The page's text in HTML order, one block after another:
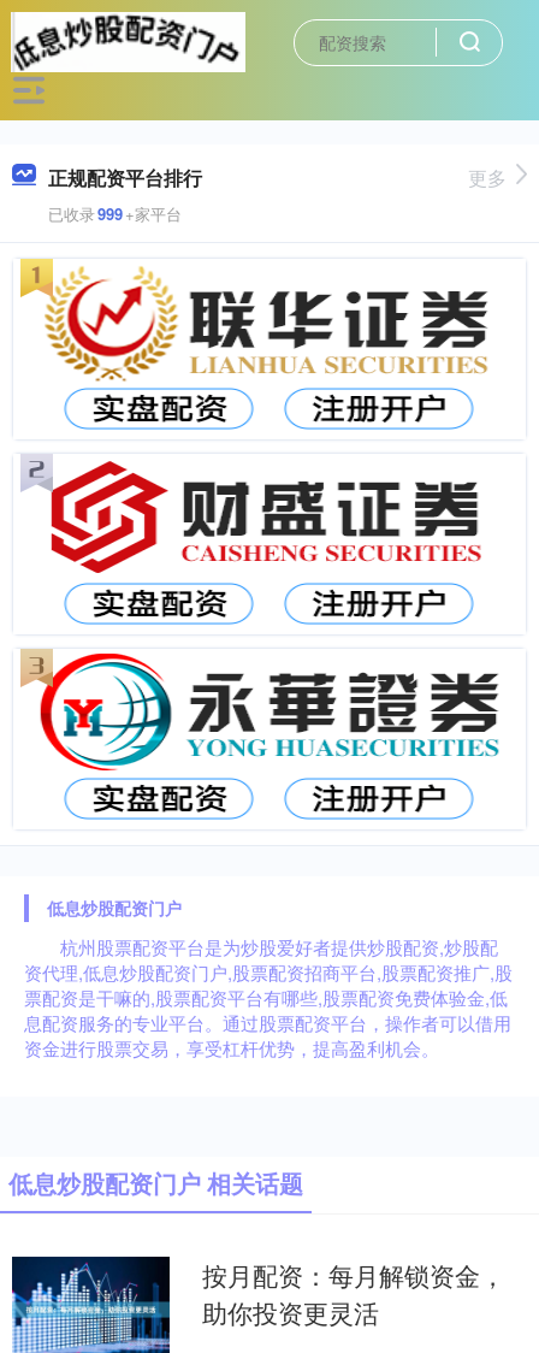
正规配资平台排行
已收录999+家平台
更多
低息炒股配资门户
杭州股票配资平台是为炒股爱好者提供炒股配资,炒股配
资代理,低息炒股配资门户,股票配资招商平台,股票配资推广,股
票配资是干嘛的,股票配资平台有哪些,股票配资免费体验金,低
息配资服务的专业平台。通过股票配资平台，操作者可以借用
资金进行股票交易，享受杠杆优势，提高盈利机会。
低息炒股配资门户 相关话题
按月配资：每月解锁资金，
助你投资更灵活